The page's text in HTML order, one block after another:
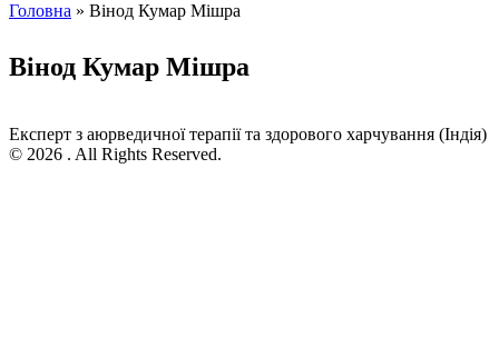
Головна » Вінод Кумар Мішра
Вінод Кумар Мішра
Експерт з аюрведичної терапії та здорового харчування (Індія)
© 2026 . All Rights Reserved.